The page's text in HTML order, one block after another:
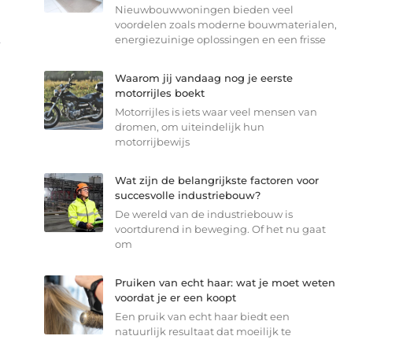
Nieuwbouwwoningen bieden veel
voordelen zoals moderne bouwmaterialen,
energiezuinige oplossingen en een frisse
Waarom jij vandaag nog je eerste
motorrijles boekt
Motorrijles is iets waar veel mensen van
dromen, om uiteindelijk hun
motorrijbewijs
Wat zijn de belangrijkste factoren voor
succesvolle industriebouw?
De wereld van de industriebouw is
voortdurend in beweging. Of het nu gaat
om
Pruiken van echt haar: wat je moet weten
voordat je er een koopt
Een pruik van echt haar biedt een
natuurlijk resultaat dat moeilijk te